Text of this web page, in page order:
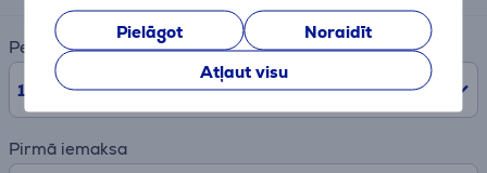
Pielāgot
Noraidīt
Atļaut visu
Periods
10 mēn.
Pirmā iemaksa